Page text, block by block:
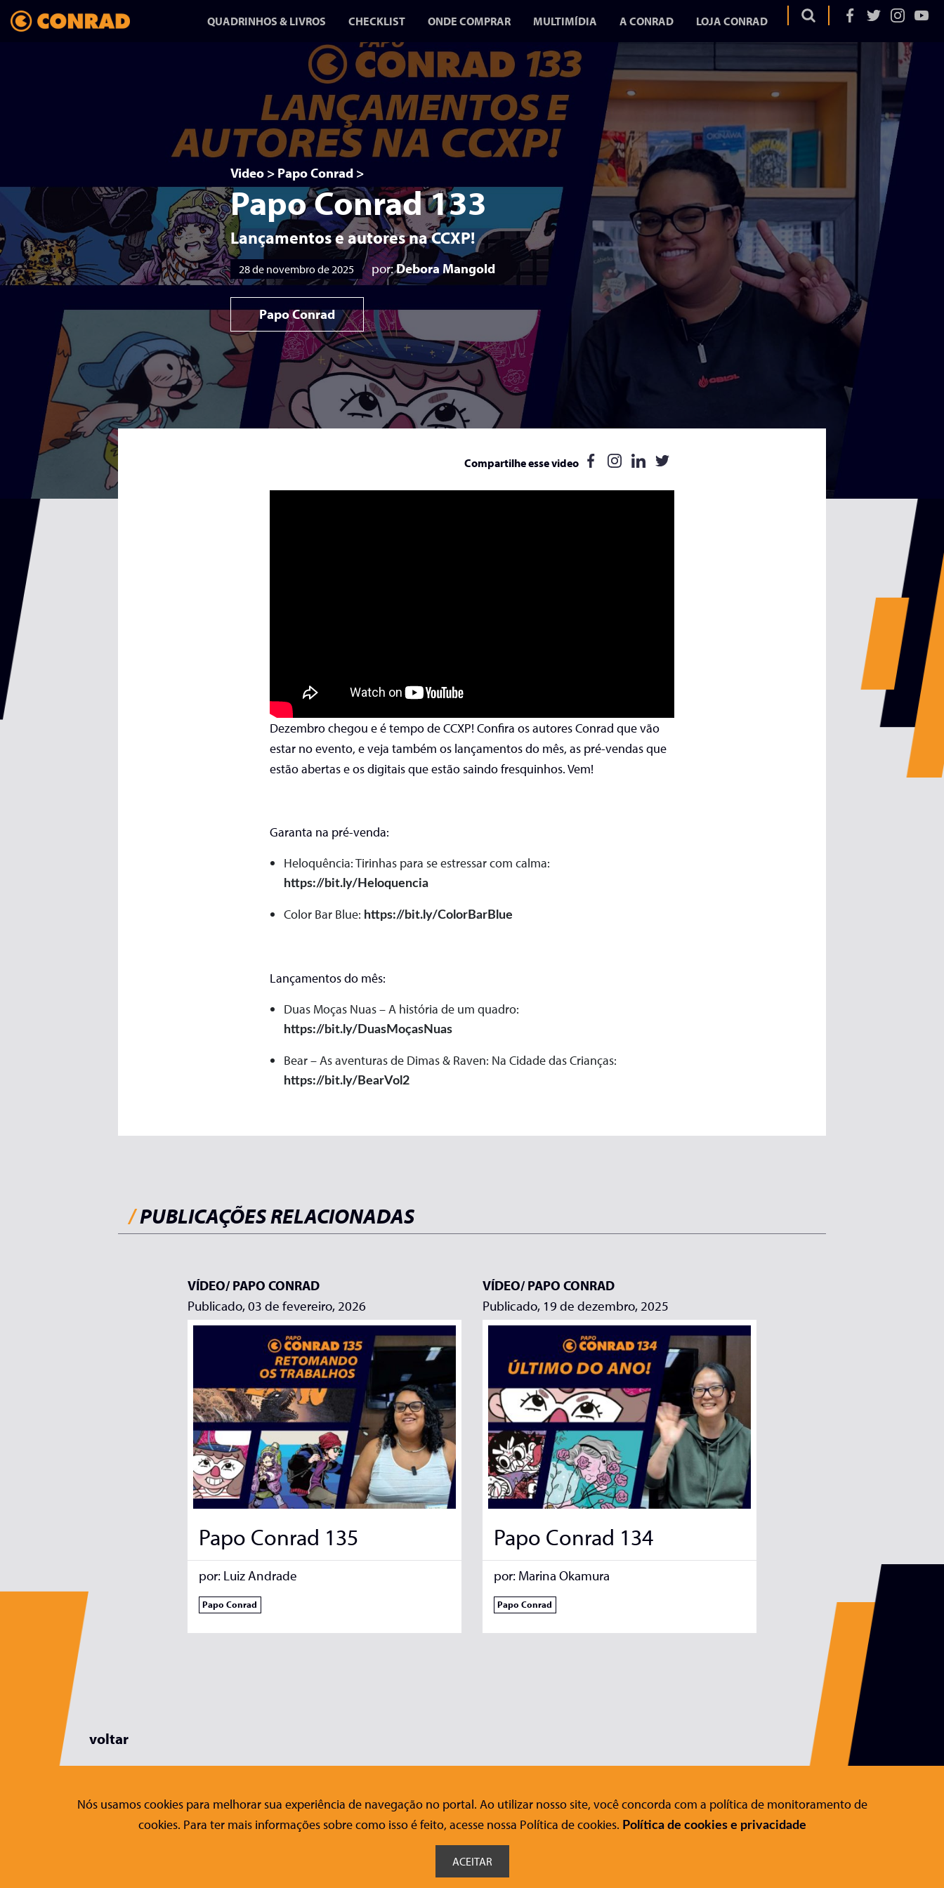
QUADRINHOS & LIVROS CHECKLIST ONDE COMPRAR MULTIMÍDIA
BLOG VÍDEOS PODCASTS
UMA HISTÓRIA
DE VIDA
HQ-REPORTAGEM DE
RAPHA PINHEIRO CHEGA
NA CONRAD
A GUERRA DOS
GIBIS 2 CHEGA
EM JULHO PELA
CONRAD
O SEGUNDO VOLUME
FOCA NA CENSURA
DURANTE A DITADURA
MILITAR
A CONRAD LOJA CONRAD
Video > Papo Conrad >
Papo Conrad 133
Lançamentos e autores na CCXP!
28 de novembro de 2025 por:Debora Mangold
Papo Conrad
Compartilhe esse video
Dezembro chegou e é tempo de CCXP! Confira os autores Conrad que vão
estar no evento, e veja também os lançamentos do mês, as pré-vendas que
estão abertas e os digitais que estão saindo fresquinhos. Vem!
Garanta na pré-venda:
Heloquência: Tirinhas para se estressar com calma:
https://bit.ly/Heloquencia
Color Bar Blue: https://bit.ly/ColorBarBlue
Lançamentos do mês:
Duas Moças Nuas – A história de um quadro:
https://bit.ly/DuasMoçasNuas
Bear – As aventuras de Dimas & Raven: Na Cidade das Crianças:
https://bit.ly/BearVol2
/PUBLICAÇÕES RELACIONADAS
VÍDEO/PAPO CONRAD
Publicado, 03 de fevereiro, 2026
Papo Conrad 135
por: Luiz Andrade
Papo Conrad
VÍDEO/PAPO CONRAD
Publicado, 19 de dezembro, 2025
Papo Conrad 134
por: Marina Okamura
Papo Conrad
voltar
Editora Conrad
Sobre a Conrad
Fale Conosco
Contato
Ajuda
FAQ
Onde Comprar
Siga-nos nas redes sociais: Editora Conrad
Rua Gomes de Carvalho, 1306 , 11º
Nós usamos cookies para melhorar sua experiência de navegação no portal. Ao utilizar nosso site, você concorda com a política de monitoramento de
cookies. Para ter mais informações sobre como isso é feito, acesse nossa Política de cookies. Política de cookies e privacidade
ACEITAR